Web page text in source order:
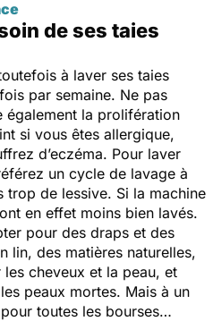
de ses taies
à laver ses taies
par semaine. Ne pas
également la prolifération
si vous êtes allergique,
d’eczéma. Pour laver
un cycle de lavage à
trop de lessive. Si la machine
en effet moins bien lavés.
pour des draps et des
lin, des matières naturelles,
cheveux et la peau, et
peaux mortes. Mais à un
toutes les bourses…